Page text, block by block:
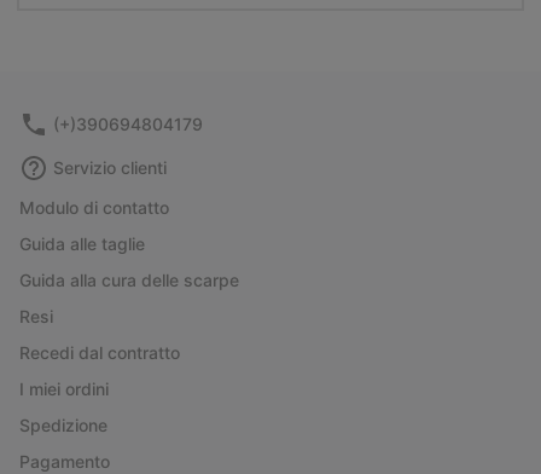
(+)390694804179
Servizio clienti
Modulo di contatto
Guida alle taglie
Guida alla cura delle scarpe
Resi
Recedi dal contratto
I miei ordini
Spedizione
Pagamento